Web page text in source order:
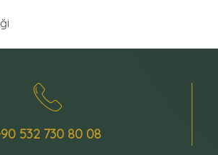
532 730 80 08